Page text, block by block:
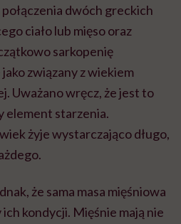
dwóch greckich
ciało lub mięso oraz
sarkopenię
związany z wiekiem
Uważano wręcz, że jest to
element starzenia.
żyje wystarczająco długo,
że sama masa mięśniowa
kondycji. Mięśnie mają nie